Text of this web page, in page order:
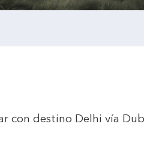
con destino Delhi vía